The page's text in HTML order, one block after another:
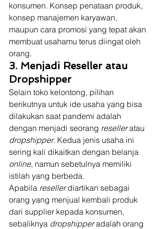
konsumen. Konsep penataan produk,
konsep manajemen karyawan,
maupun cara promosi yang tepat akan
membuat usahamu terus diingat oleh
orang.
3. Menjadi Reseller atau
Dropshipper
Selain toko kelontong, pilihan
berikutnya untuk ide usaha yang bisa
dilakukan saat pandemi adalah
dengan menjadi seorang reseller atau
dropshipper. Kedua jenis usaha ini
sering kali dikaitkan dengan belanja
online, namun sebetulnya memiliki
istilah yang berbeda.
Apabila reseller diartikan sebagai
orang yang menjual kembali produk
dari supplier kepada konsumen,
sebaliknya dropshipper adalah orang